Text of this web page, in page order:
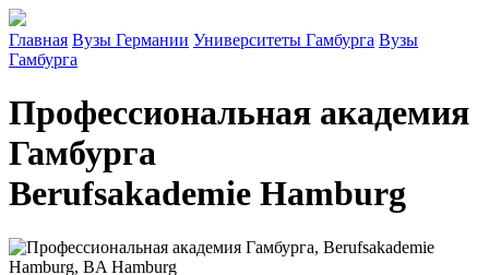
Главная Вузы Германии Университеты Гамбурга Вузы
Гамбурга
Профессиональная академия
Гамбурга
Berufsakademie Hamburg